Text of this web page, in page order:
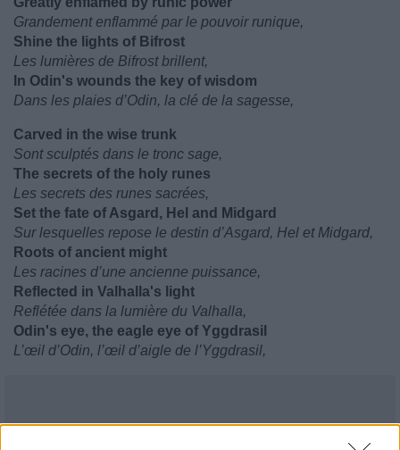
Grandement enflammé par le pouvoir runique,
Shine the lights of Bifrost
Les lumières de Bifrost brillent,
In Odin's wounds the key of wisdom
Dans les plaies d’Odin, la clé de la sagesse,
Carved in the wise trunk
Sont sculptés dans le tronc sage,
The secrets of the holy runes
Les secrets des runes sacrées,
Set the fate of Asgard, Hel and Midgard
Sur lesquelles repose le destin d’Asgard, Hel et Midgard,
Roots of ancient might
Les racines d’une ancienne puissance,
Reflected in Valhalla's light
Reflétée dans la lumière du Valhalla,
Odin's eye, the eagle eye of Yggdrasil
L’œil d’Odin, l’œil d’aigle de l’Yggdrasil,